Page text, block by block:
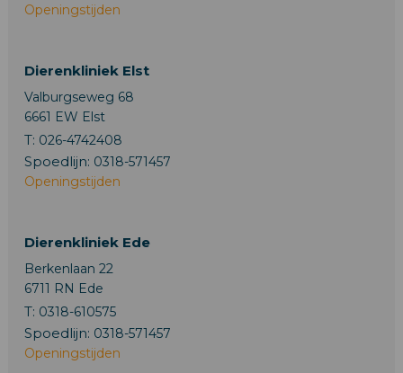
Openingstijden
Dierenkliniek Elst
Valburgseweg 68
6661 EW Elst
T: 026-4742408
Spoedlijn: 0318-571457
Openingstijden
Dierenkliniek Ede
Berkenlaan 22
6711 RN Ede
T: 0318-610575
Spoedlijn: 0318-571457
Openingstijden